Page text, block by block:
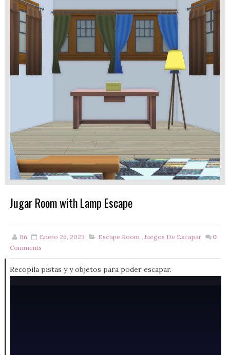
Jugar Room with Lamp Escape
Bñ Enero 26, 2023 Escape Room , Juegos De Escapar
0
Comments
Recopila pistas y y objetos para poder escapar.